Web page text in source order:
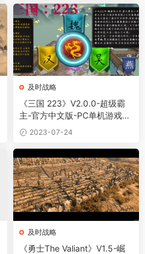
及时战略
《三国 223》V2.0.0-超级霸
主-官方中文版-PC单机游戏下
载 2023-07-24
及时战略
《勇士The Valiant》V1.5-崛